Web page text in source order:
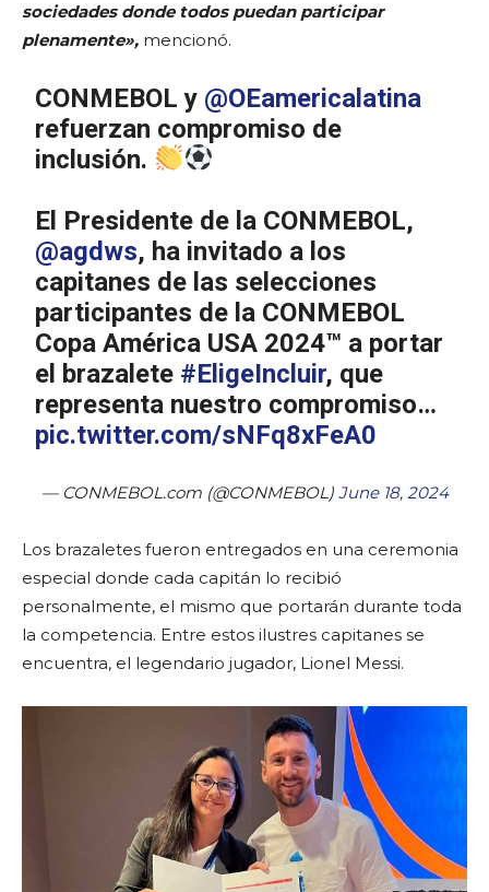
sociedades donde todos puedan participar
plenamente», mencionó.
CONMEBOL y @OEamericalatina
refuerzan compromiso de
inclusión.
El Presidente de la CONMEBOL,
@agdws, ha invitado a los
capitanes de las selecciones
participantes de la CONMEBOL
Copa América USA 2024™️ a portar
el brazalete #EligeIncluir, que
representa nuestro compromiso…
pic.twitter.com/sNFq8xFeA0
— CONMEBOL.com (@CONMEBOL) June 18, 2024
Los brazaletes fueron entregados en una ceremonia
especial donde cada capitán lo recibió
personalmente, el mismo que portarán durante toda
la competencia. Entre estos ilustres capitanes se
encuentra, el legendario jugador, Lionel Messi.